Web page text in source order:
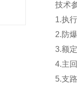
技术
1.执
2.防
3.额
4.主
5.支